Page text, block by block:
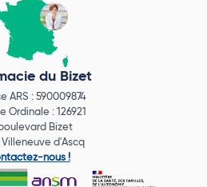
du Bizet
ARS : 590009874
Ordinale : 126921
Bizet
Villeneuve d'Ascq
nous !